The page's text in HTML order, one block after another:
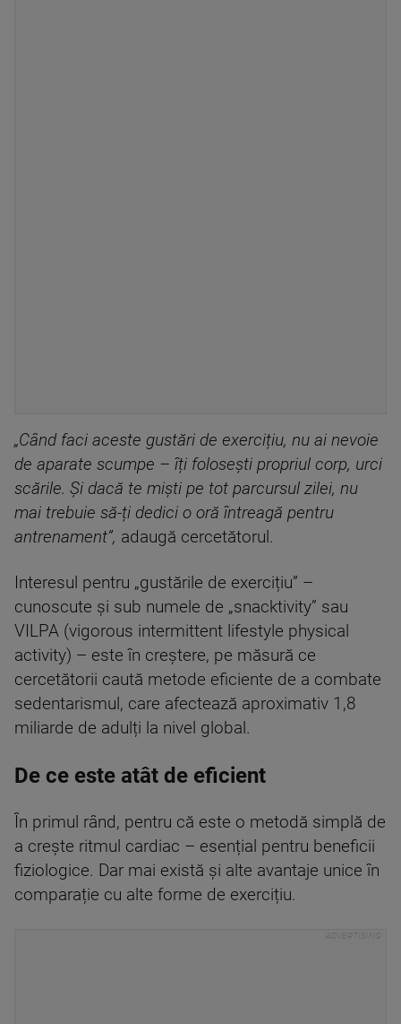
„Când faci aceste gustări de exercițiu, nu ai nevoie
de aparate scumpe – îți folosești propriul corp, urci
scările. Și dacă te miști pe tot parcursul zilei, nu
mai trebuie să-ți dedici o oră întreagă pentru
antrenament”, adaugă cercetătorul.
Interesul pentru „gustările de exercițiu” –
cunoscute și sub numele de „snacktivity” sau
VILPA (vigorous intermittent lifestyle physical
activity) – este în creștere, pe măsură ce
cercetătorii caută metode eficiente de a combate
sedentarismul, care afectează aproximativ 1,8
miliarde de adulți la nivel global.
De ce este atât de eficient
În primul rând, pentru că este o metodă simplă de
a crește ritmul cardiac – esențial pentru beneficii
fiziologice. Dar mai există și alte avantaje unice în
comparație cu alte forme de exercițiu.